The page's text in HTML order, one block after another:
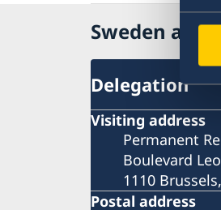
The Permanent
Sweden and
Delegation
Visiting address
Permanent
Boulevard
1110
Postal address